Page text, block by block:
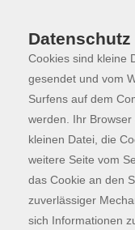
Skip to main content
Programm
Der Kurs
Datenschutz
Cookies sind kleine
gesendet und vom
Surfens auf dem
werden. Ihr
kleinen Datei, die
weitere Seite vom
das Cookie an den
zuverlässiger
sich Informationen